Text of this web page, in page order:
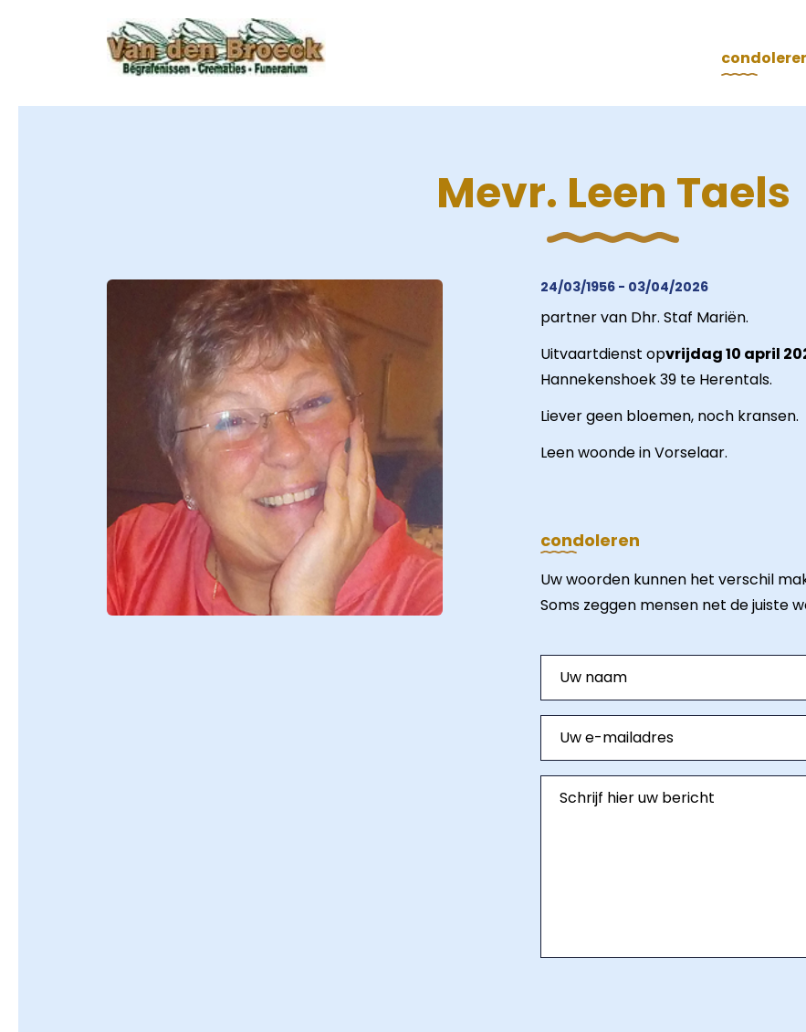
Mevr. Leen Taels
24/03/1956 - 03/04/2026
partner van Dhr. Staf Mariën.
Uitvaartdienst opvrijdag 10 april
Hannekenshoek 39 te Herentals.
Liever geen bloemen, noch kransen.
Leen woonde in Vorselaar.
condoleren
Uw woorden kunnen het verschil
Soms zeggen mensen net de juiste